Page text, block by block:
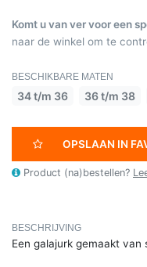
Komt u van ver voor een
naar de winkel om te
BESCHIKBARE MATEN
34 t/m 36 36 t/m 38
OPSLAAN IN
Product (na)bestellen?
BESCHRIJVING
Een galajurk gemaakt van